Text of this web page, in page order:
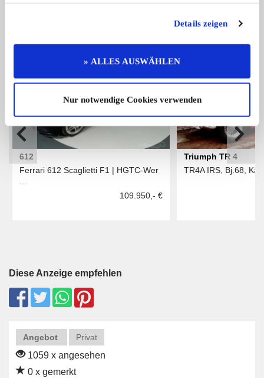
Details zeigen
» ALLES AUSWÄHLEN
Nur notwendige Cookies verwenden
Das könnte Sie auch interessieren
ALLE ANZEIGEN
612
Ferrari 612 Scaglietti F1 | HGTC-Wer
109.950,- €
Triumph TR 4
TR4A IRS, Bj.68,
Diese Anzeige empfehlen
Angebot Privat
1059 x angesehen
0 x gemerkt